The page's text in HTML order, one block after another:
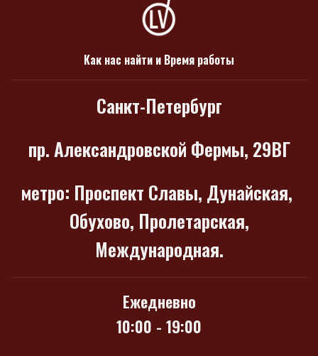
Как нас найти и Время работы
Санкт-Петербург
пр. Александровской Фермы, 29ВГ
метро: Проспект Славы, Дунайская,
Обухово, Пролетарская,
Международная.
Ежедневно
10:00 - 19:00